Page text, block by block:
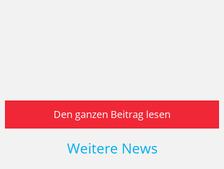
Den ganzen Beitrag lesen
Weitere News